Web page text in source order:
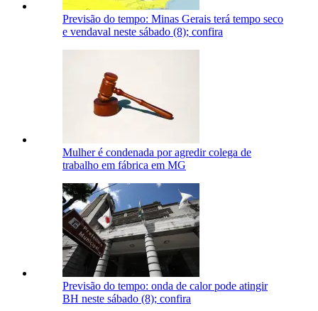
Previsão do tempo: Minas Gerais terá tempo seco
e vendaval neste sábado (8); confira
Mulher é condenada por agredir colega de
trabalho em fábrica em MG
Previsão do tempo: onda de calor pode atingir
BH neste sábado (8); confira